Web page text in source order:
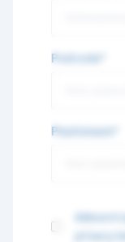
Postcode*
Plaatsnaam*
Akkoord